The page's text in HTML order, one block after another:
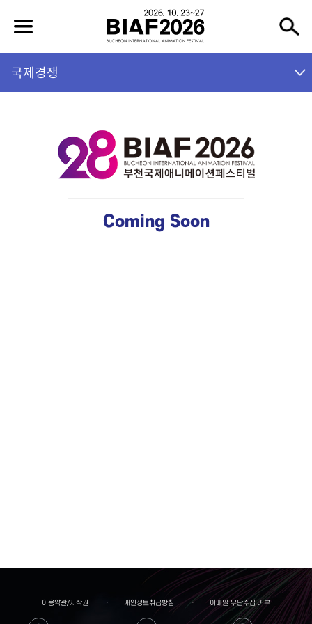
국제경쟁
Coming Soon
이용약관/저작권 개인정보취급방침 이메일 무단수집 거부